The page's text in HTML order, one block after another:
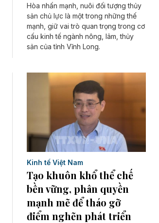
Hòa nhấn mạnh, nuôi đối tượng thủy
sản chủ lực là một trong những thế
mạnh, giữ vai trò quan trọng trong cơ
cấu kinh tế ngành nông, lâm, thủy
sản của tỉnh Vĩnh Long.
Kinh tế Việt Nam
Tạo khuôn khổ thể chế
bền vững, phân quyền
mạnh mẽ để tháo gỡ
điểm nghẽn phát triển